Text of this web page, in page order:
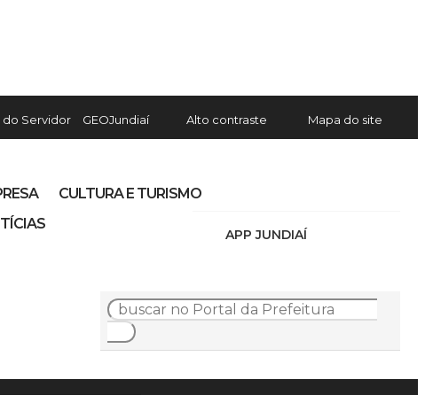
do Servidor GEOJundiaí Alto contraste Mapa do site
APP JUNDIAÍ
CULTURA E TURISMO